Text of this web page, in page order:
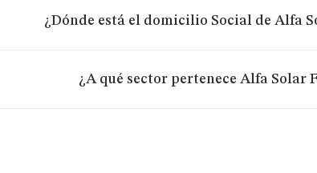
¿Dónde está el domicilio Social de Alfa
¿A qué sector pertenece Alfa Solar